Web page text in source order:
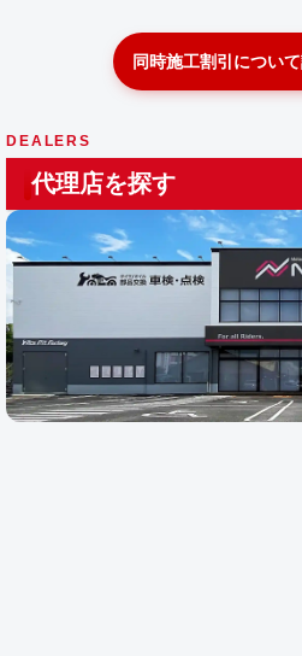
同時施工割引につい
DEALERS
代理店を探す